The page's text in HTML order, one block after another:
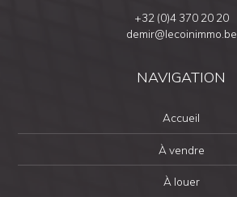
+32 (0)4 370 20 20
demir@lecoinimmo.be
NAVIGATION
Accueil
À vendre
À louer